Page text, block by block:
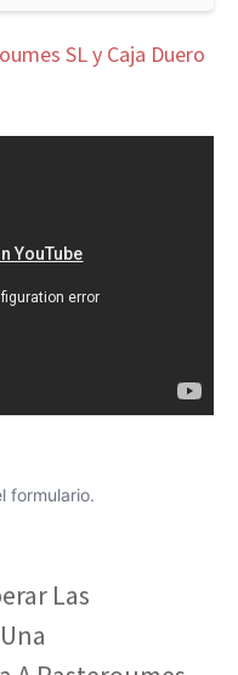
SL y Caja Duero
formulario.
Las